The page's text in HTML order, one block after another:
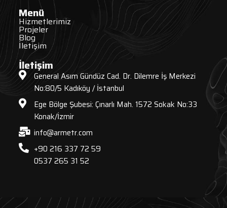
Menü
Hizmetlerimiz
Projeler
Blog
İletişim
İletişim
General Asım Gündüz Cad. Dr. Dilemre İş Merkezi
No:80/5 Kadıköy / İstanbul
Ege Bölge Şubesi: Çınarlı Mah. 1572 Sokak No:33
Konak/İzmir
info@armetr.com
+90 216 337 72 59
0537 265 31 52